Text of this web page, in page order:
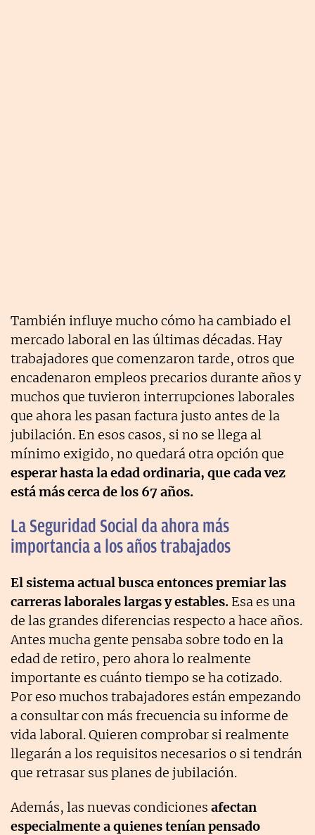
También influye mucho cómo ha cambiado el
mercado laboral en las últimas décadas. Hay
trabajadores que comenzaron tarde, otros que
encadenaron empleos precarios durante años y
muchos que tuvieron interrupciones laborales
que ahora les pasan factura justo antes de la
jubilación. En esos casos, si no se llega al
mínimo exigido, no quedará otra opción que
esperar hasta la edad ordinaria, que cada vez
está más cerca de los 67 años.
La Seguridad Social da ahora más
importancia a los años trabajados
El sistema actual busca entonces premiar las
carreras laborales largas y estables. Esa es una
de las grandes diferencias respecto a hace años.
Antes mucha gente pensaba sobre todo en la
edad de retiro, pero ahora lo realmente
importante es cuánto tiempo se ha cotizado.
Por eso muchos trabajadores están empezando
a consultar con más frecuencia su informe de
vida laboral. Quieren comprobar si realmente
llegarán a los requisitos necesarios o si tendrán
que retrasar sus planes de jubilación.
Además, las nuevas condiciones afectan
especialmente a quienes tenían pensado